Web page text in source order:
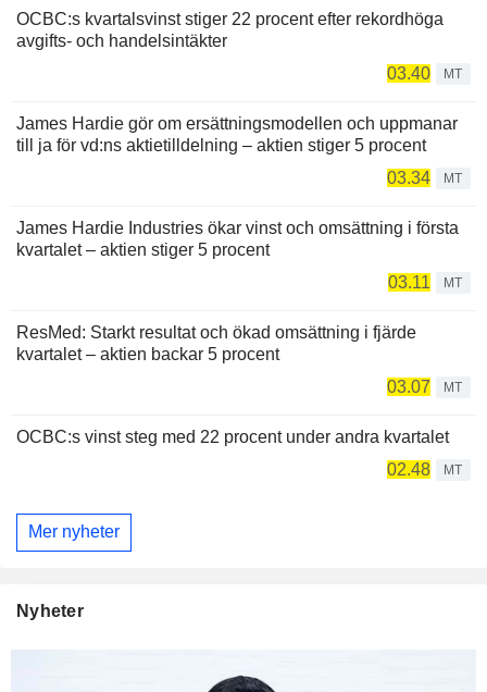
OCBC:s kvartalsvinst stiger 22 procent efter rekordhöga
avgifts- och handelsintäkter
03.40
MT
James Hardie gör om ersättningsmodellen och uppmanar
till ja för vd:ns aktietilldelning – aktien stiger 5 procent
03.34
MT
James Hardie Industries ökar vinst och omsättning i första
kvartalet – aktien stiger 5 procent
03.11
MT
ResMed: Starkt resultat och ökad omsättning i fjärde
kvartalet – aktien backar 5 procent
03.07
MT
OCBC:s vinst steg med 22 procent under andra kvartalet
02.48
MT
Mer nyheter
Nyheter